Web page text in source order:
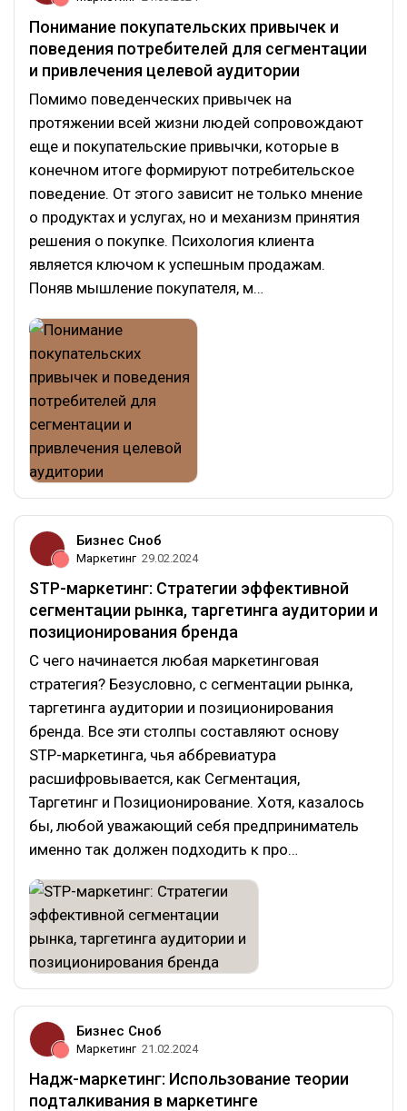
Понимание покупательских привычек и
поведения потребителей для сегментации
и привлечения целевой аудитории
Помимо поведенческих привычек на
протяжении всей жизни людей сопровождают
еще и покупательские привычки, которые в
конечном итоге формируют потребительское
поведение. От этого зависит не только мнение
о продуктах и услугах, но и механизм принятия
решения о покупке. Психология клиента
является ключом к успешным продажам.
Поняв мышление покупателя, м…
Бизнес Сноб
Маркетинг 29.02.2024
STP-маркетинг: Стратегии эффективной
сегментации рынка, таргетинга аудитории и
позиционирования бренда
С чего начинается любая маркетинговая
стратегия? Безусловно, с сегментации рынка,
таргетинга аудитории и позиционирования
бренда. Все эти столпы составляют основу
STP-маркетинга, чья аббревиатура
расшифровывается, как Сегментация,
Таргетинг и Позиционирование. Хотя, казалось
бы, любой уважающий себя предприниматель
именно так должен подходить к про…
Бизнес Сноб
Маркетинг 21.02.2024
Надж-маркетинг: Использование теории
подталкивания в маркетинге